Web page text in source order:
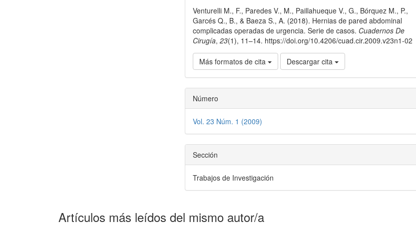
artículo
Venturelli M., F., Paredes V., M., Paillahueque V., G., Bórquez M., P.,
Garcés Q., B., & Baeza S., A. (2018). Hernias de pared abdominal
complicadas operadas de urgencia. Serie de casos. Cuadernos De
Cirugía,23(1), 11–14. https://doi.org/10.4206/cuad.cir.2009.v23n1-02
Más formatos de cita Descargar cita
Número
Vol. 23 Núm. 1 (2009)
Sección
Trabajos de Investigación
Artículos más leídos del mismo autor/a